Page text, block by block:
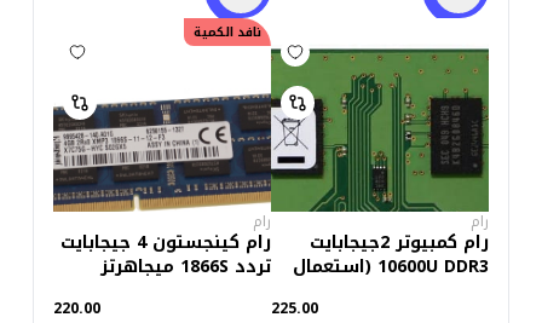
رام
رام كمبيوتر 2جيجابايت
10600U DDR3 (استعمال
225.00
نافد الكمية
رام
رام كينجستون 4 جيجابايت
تردد 1866S ميجاهرتز
220.00